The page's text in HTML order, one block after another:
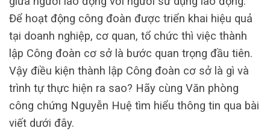
Để hoạt động công đoàn được triển khai hiệu quả
tại doanh nghiệp, cơ quan, tổ chức thì việc thành
lập Công đoàn cơ sở là bước quan trọng đầu tiên.
Vậy điều kiện thành lập Công đoàn cơ sở là gì và
trình tự thực hiện ra sao? Hãy cùng Văn phòng
công chứng Nguyễn Huệ tìm hiểu thông tin qua bài
viết dưới đây.